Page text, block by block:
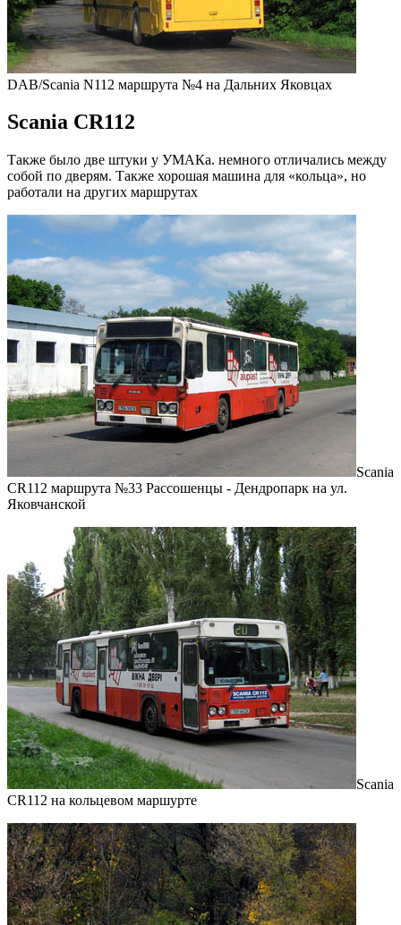
DAB/Scania N112 маршрута №4 на Дальних Яковцах
Scania CR112
Также было две штуки у УМАКа. немного отличались между
собой по дверям. Также хорошая машина для «кольца», но
работали на других маршрутах
Scania
CR112 маршрута №33 Рассошенцы - Дендропарк на ул.
Яковчанской
Scania
CR112 на кольцевом маршурте